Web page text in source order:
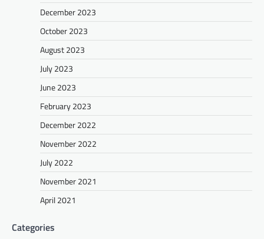
December 2023
October 2023
August 2023
July 2023
June 2023
February 2023
December 2022
November 2022
July 2022
November 2021
April 2021
Categories